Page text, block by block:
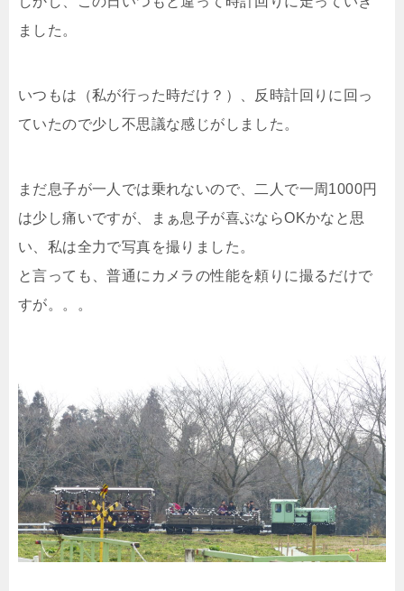
ました。
いつもは（私が行った時だけ？）、反時計回りに回っ
ていたので少し不思議な感じがしました。
まだ息子が一人では乗れないので、二人で一周1000円
は少し痛いですが、まぁ息子が喜ぶならOKかなと思
い、私は全力で写真を撮りました。
と言っても、普通にカメラの性能を頼りに撮るだけで
すが。。。